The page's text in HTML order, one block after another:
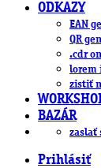
ODKAZY
EAN
QR
.cdr
lorem
zistiť
BAZÁR
zaslať
Prihlásiť